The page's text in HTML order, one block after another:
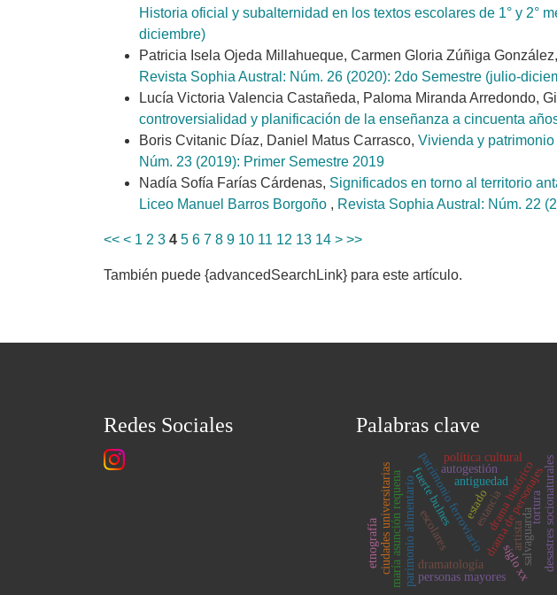
Historia oficial y subalternidad en los textos escolares de 1° y 2°
diciembre)
Patricia Isela Ojeda Millahueque, Carmen Gloria Zúñiga González,
Revista Sophia Austral: Núm. 26 (2020): 2do Semestre (julio-
Lucía Victoria Valencia Castañeda, Paloma Miranda Arredondo,
controversialidad y planificación de la enseñanza a cincuenta
Boris Cvitanic Díaz, Daniel Matus Carrasco, Vivienda y
Núm. 23 (2019): Primer Semestre 2019
Nadía Sofía Farías Cárdenas, Significados en torno al territorio
Liceo Manuel Barros Borgoño , Revista Sophia Austral: Núm. 22
<< < 1 2 3 4 5 6 7 8 9 10 11 12 13 14 > >>
También puede {advancedSearchLink} para este artículo.
Redes Sociales Palabras clave
escolares
parimonio alimentariopatrimonio ferroviario
dramatología
drama de personajes
drama histórico
maría asunción requenafuerte bulnes desastres socionaturales
personas mayores
salvaguarda
antiguedad
estado
política cultural
siglo xx
ciudades universitarias
etnografía
autogestión
tortura
estancia
artista